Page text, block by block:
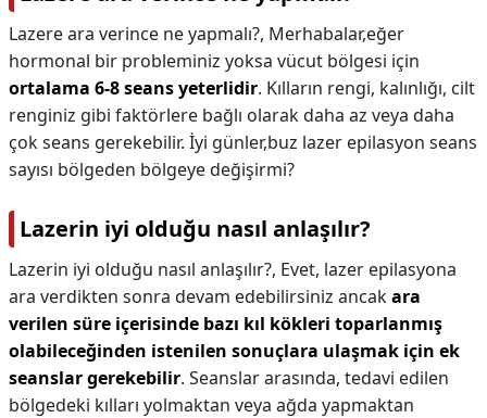
Lazere ara verince ne yapmalı?, Merhabalar,eğer
hormonal bir probleminiz yoksa vücut bölgesi için
ortalama 6-8 seans yeterlidir. Kılların rengi, kalınlığı, cilt
renginiz gibi faktörlere bağlı olarak daha az veya daha
çok seans gerekebilir. İyi günler,buz lazer epilasyon seans
sayısı bölgeden bölgeye değişirmi?
Lazerin iyi olduğu nasıl anlaşılır?
Lazerin iyi olduğu nasıl anlaşılır?, Evet, lazer epilasyona
ara verdikten sonra devam edebilirsiniz ancakara
verilen süre içerisinde bazı kıl kökleri toparlanmış
olabileceğinden istenilen sonuçlara ulaşmak için ek
seanslar gerekebilir. Seanslar arasında, tedavi edilen
bölgedeki kılları yolmaktan veya ağda yapmaktan